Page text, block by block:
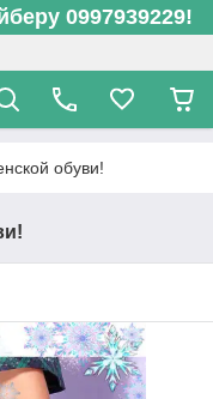
0997939229!
обуви!